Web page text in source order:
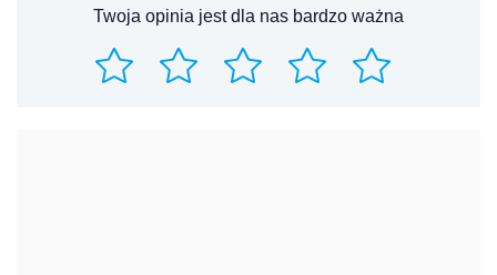
Twoja opinia jest dla nas bardzo ważna